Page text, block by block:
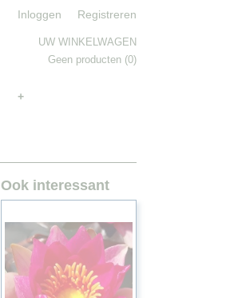
Inloggen Registreren
UW WINKELWAGEN
Geen producten (0)
+
Ook interessant